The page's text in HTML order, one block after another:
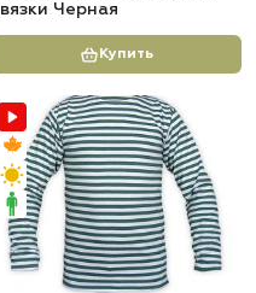
вязки Черная
Купить